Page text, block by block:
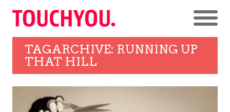
TAGARCHIVE: RUNNING UP
THAT HILL